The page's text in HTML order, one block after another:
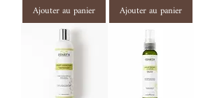
Ajouter au panier Ajouter au panier